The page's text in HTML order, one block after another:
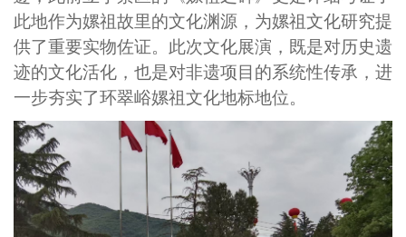
此地作为嫘祖故里的文化渊源，为嫘祖文化研究提
供了重要实物佐证。此次文化展演，既是对历史遗
迹的文化活化，也是对非遗项目的系统性传承，进
一步夯实了环翠峪嫘祖文化地标地位。